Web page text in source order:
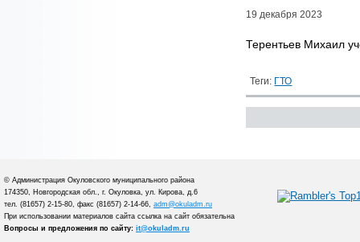
19 декабря 2023
Терентьев Михаил
Теги: ГТО
© Администрация Окуловского муниципального района
174350, Новгородская обл., г. Окуловка, ул. Кирова, д.6
тел. (81657) 2-15-80, факс (81657) 2-14-66, adm@okuladm.ru
При использовании материалов сайта ссылка на сайт обязательна
Вопросы и предложения по сайту: it@okuladm.ru